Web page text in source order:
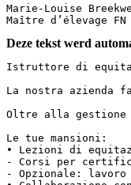
Marie-Louise
Maître d’élevage FN
Deze tekst werd
Istruttore di
La nostra azienda
Oltre alla gestione
Le tue mansioni:
• Lezioni di
- Corsi per
- Opzionale: lavoro